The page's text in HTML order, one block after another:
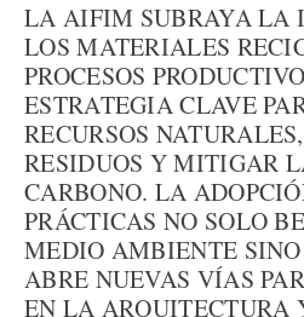
LA AIFIM SUBRAYA LA
LOS MATERIALES
PROCESOS
ESTRATEGIA CLAVE
RECURSOS
RESIDUOS Y MITIGAR
CARBONO. LA
PRÁCTICAS NO SOLO
MEDIO AMBIENTE
ABRE NUEVAS VÍAS
EN LA ARQUITECTURA